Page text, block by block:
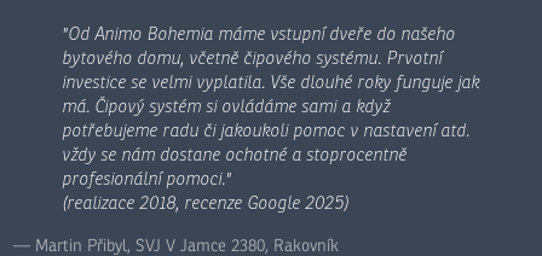
"Od Animo Bohemia máme vstupní dveře do našeho
bytového domu, včetně čipového systému. Prvotní
investice se velmi vyplatila. Vše dlouhé roky funguje jak
má. Čipový systém si ovládáme sami a když
potřebujeme radu či jakoukoli pomoc v nastavení atd.
vždy se nám dostane ochotné a stoprocentně
profesionální pomoci."
(realizace 2018, recenze Google 2025)
Martin Přibyl, SVJ V Jamce 2380, Rakovník